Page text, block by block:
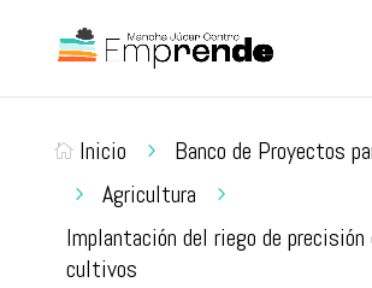
 Inicio 5 Banco de Proyectos
5 Agricultura 5
Implantación del riego de precisión
cultivos